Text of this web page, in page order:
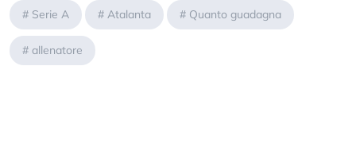
# Serie A # Atalanta # Quanto guadagna
# allenatore